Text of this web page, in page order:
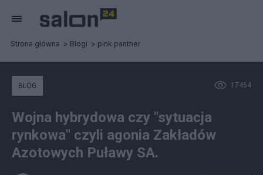
Strona główna Blogi pink panther
17464
BLOG
Wojna hybrydowa czy "sytuacja
rynkowa" czyli agonia Zakładów
Azotowych Puławy SA.